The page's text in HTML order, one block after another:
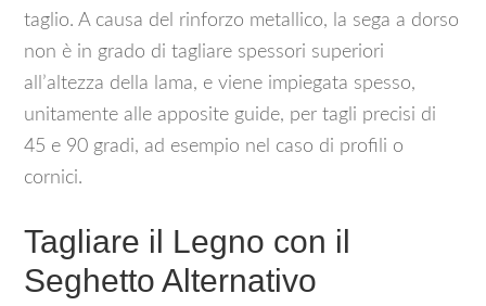
taglio. A causa del rinforzo metallico, la sega a dorso
non è in grado di tagliare spessori superiori
all’altezza della lama, e viene impiegata spesso,
unitamente alle apposite guide, per tagli precisi di
45 e 90 gradi, ad esempio nel caso di profili o
cornici.
Tagliare il Legno con il
Seghetto Alternativo